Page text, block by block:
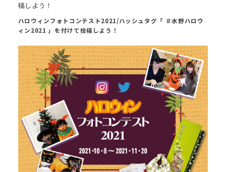
稿しよう！
ハロウィンフォトコンテスト2021/ハッシュタグ「 ＃水野ハロウ
ィン2021 」を付けて投稿しよう！